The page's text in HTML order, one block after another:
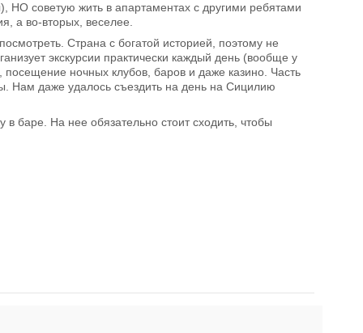
советую жить в апартаментах с другими ребятами
а во-вторых, веселее.
Страна с богатой историей, поэтому не
экскурсии практически каждый день (вообще у
ночных клубов, баров и даже казино. Часть
Нам даже удалось съездить на день на Сицилию
баре. На нее обязательно стоит сходить, чтобы